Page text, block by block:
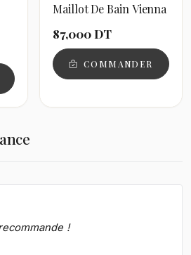
Maillot De Bain Vienna
87,000 DT
COMMANDER
!